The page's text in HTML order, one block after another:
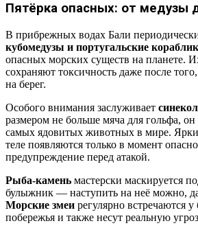
Пятёрка опасных: от медузы
В прибрежных водах Бали
кубомедузы и португальские
опасных морских существ на планете.
сохраняют токсичность даже после
на берег.
Особого внимания заслуживает
размером не больше мяча для гольфа, он
самых ядовитых животных в мире.
теле появляются только в момент
предупреждение перед атакой.
Рыба-камень мастерски маскируется
булыжник — наступить на неё можно,
Морские змеи регулярно встречаются у
побережья и также несут реальную